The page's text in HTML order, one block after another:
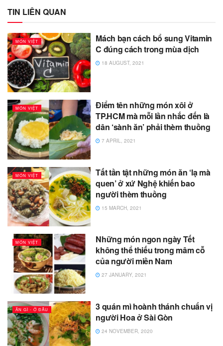
TIN LIÊN QUAN
MÓN VIỆT
Mách bạn cách bổ sung Vitamin
C đúng cách trong mùa dịch
18 AUGUST, 2021
MÓN VIỆT
Điểm tên những món xôi ở
TP.HCM mà mỗi lần nhắc đến là
dân ‘sành ăn’ phải thèm thuồng
7 APRIL, 2021
MÓN VIỆT
Tất tần tật những món ăn ‘lạ mà
quen’ ở xứ Nghệ khiến bao
người thèm thuồng
15 MARCH, 2021
MÓN VIỆT
Những món ngon ngày Tết
không thể thiếu trong mâm cỗ
của người miền Nam
27 JANUARY, 2021
ĂN GÌ - Ở ĐÂU
3 quán mì hoành thánh chuẩn vị
người Hoa ở Sài Gòn
24 NOVEMBER, 2020